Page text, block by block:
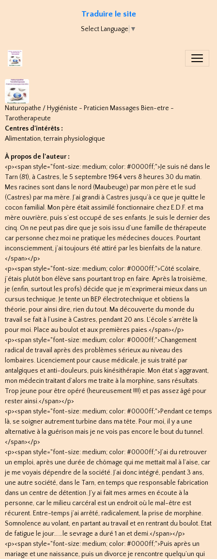
Traduire le site
Select Language ▼
Naturopathe / Hygiéniste - Praticien Massages Bien-etre -
Tarotherapeute
Centres d'intérêts :
Alimentation, terrain physiologique
À propos de l'auteur :
<p><span style="font-size: medium; color: #0000ff;">Je suis né dans le
Tarn (81), à Castres, le 5 septembre 1964 vers 8 heures 30 du matin.
Mes racines sont dans le nord (Maubeuge) par mon père et le sud
(Castres) par ma mère. J’ai grandi à Castres jusqu’à ce que je quitte le
cocon familial. Mon père était assimilé fonctionnaire chez E.D.F. et ma
mère ouvrière, puis s’est occupé de ses enfants. Je suis le dernier des
cinq. On ne peut pas dire que je sois issu d’une famille de thérapeute
car personne chez moi ne pratique les médecines douces. Pourtant
inconsciemment, j’ai toujours été attiré par les bienfaits de la nature.
</span></p>
<p><span style="font-size: medium; color: #0000ff;">Côté scolaire,
j’étais plutôt bon élève sans pourtant trop en faire. Après la troisième,
je (enfin, surtout les profs) décide que je m’exprimerai mieux dans un
cursus technique. Je tente un BEP électrotechnique et obtiens la
théorie, pour ainsi dire, rien du tout. Ma découverte du monde du
travail se fait à l’usine à Castres, pendant 20 ans. L’école s’arrête là
pour moi. Place au boulot et aux premières paies.</span></p>
<p><span style="font-size: medium; color: #0000ff;">Changement
radical de travail après des problèmes sérieux au niveau des
lombaires. Licenciement pour cause médicale, je suis traité par
antalgiques et anti-douleurs, puis kinésithérapie. Mon état s’aggravant,
mon médecin traitant d’alors me traite à la morphine, sans résultats.
Trop jeune pour être opéré (heureusement !!!!) et pas assez âgé pour
rester ainsi.</span></p>
<p><span style="font-size: medium; color: #0000ff;">Pendant ce temps
là, se soigner autrement turbine dans ma tête. Pour moi, il y a une
alternative à la guérison mais je ne vois pas encore le bout du tunnel.
</span></p>
<p><span style="font-size: medium; color: #0000ff;">J’ai du retrouver
un emploi, après une durée de chômage qui me mettait mal à l’aise, car
je me voyais dépendre de la société. J’ai donc intégré, pendant 3 ans,
une autre société, dans le Tarn, en temps que responsable fabrication
dans un centre de détention. J’y ai fait mes armes en écoute à la
personne, car le milieu carcéral est un endroit où le mal-être est
récurent. Entre-temps j’ai arrêté, radicalement, la prise de morphine.
Somnolence au volant, en partant au travail et en rentrant du boulot. Etat
de fatigue le jour……le sevrage a duré 1 an et demi.</span></p>
<p><span style="font-size: medium; color: #0000ff;">Puis après un
mariage et une naissance, puis un divorce je rencontre quelqu’un qui